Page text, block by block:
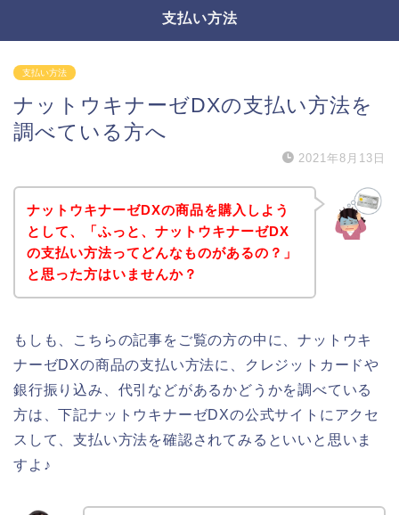
支払い方法
支払い方法
ナットウキナーゼDXの支払い方法を
調べている方へ
2021年8月13日
ナットウキナーゼDXの商品を購入しよう
として、「ふっと、ナットウキナーゼDX
の支払い方法ってどんなものがあるの？」
と思った方はいませんか？
もしも、こちらの記事をご覧の方の中に、ナットウキ
ナーゼDXの商品の支払い方法に、クレジットカードや
銀行振り込み、代引などがあるかどうかを調べている
方は、下記ナットウキナーゼDXの公式サイトにアクセ
スして、支払い方法を確認されてみるといいと思いま
すよ♪